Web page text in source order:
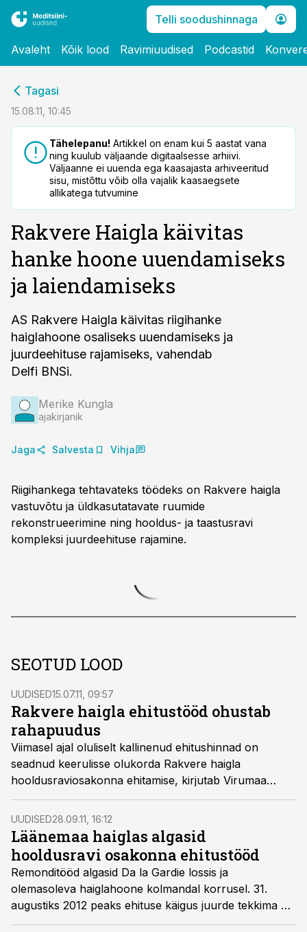
Telli soodushinnaga
Avaleht Kõik lood Ravimiuudised Podcastid
Tagasi
15.08.11, 10:45
Tähelepanu! Artikkel on enam kui 5 aastat vana
ning kuulub väljaande digitaalsesse arhiivi.
Väljaanne ei uuenda ega kaasajasta arhiveeritud
sisu, mistõttu võib olla vajalik kaasaegsete
allikatega tutvumine
Rakvere Haigla käivitas
hanke hoone uuendamiseks
ja laiendamiseks
AS Rakvere Haigla käivitas riigihanke
haiglahoone osaliseks uuendamiseks ja
juurdeehituse rajamiseks, vahendab
Delfi BNSi.
Merike Kungla
ajakirjanik
Jaga Salvesta Vihja
Riigihankega tehtavateks töödeks on Rakvere haigla
vastuvõtu ja üldkasutatavate ruumide
rekonstrueerimine ning hooldus- ja taastusravi
kompleksi juurdeehituse rajamine.
SEOTUD LOOD
UUDISED15.07.11, 09:57
Rakvere haigla ehitustööd ohustab
rahapuudus
Viimasel ajal oluliselt kallinenud ehitushinnad on
seadnud keerulisse olukorda Rakvere haigla
hooldusraviosakonna ehitamise, kirjutab Virumaa
Teataja. ASi Rakvere Haigla juhatuse esimehe Rain
Seppingu hinnangul oleks aga rumal 1,5 miljonit eurot
toetusraha sootuks kasutamata jätta.
UUDISED28.09.11, 16:12
Läänemaa haiglas algasid
hooldusravi osakonna ehitustööd
Remonditööd algasid Da la Gardie lossis ja
olemasoleva haiglahoone kolmandal korrusel. 31.
augustiks 2012 peaks ehituse käigus juurde tekkima 77
hooldusravi voodikohta.